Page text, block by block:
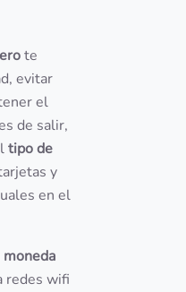
te
evitar
el
de salir,
tipo de
y
en el
moneda
redes wifi